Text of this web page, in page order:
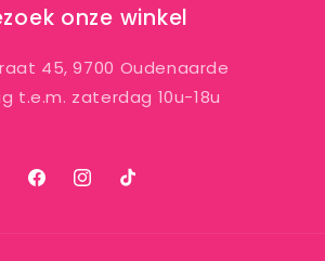
onze winkel
45, 9700 Oudenaarde
t.e.m. zaterdag 10u-18u
FacebookInstagram
TikTok